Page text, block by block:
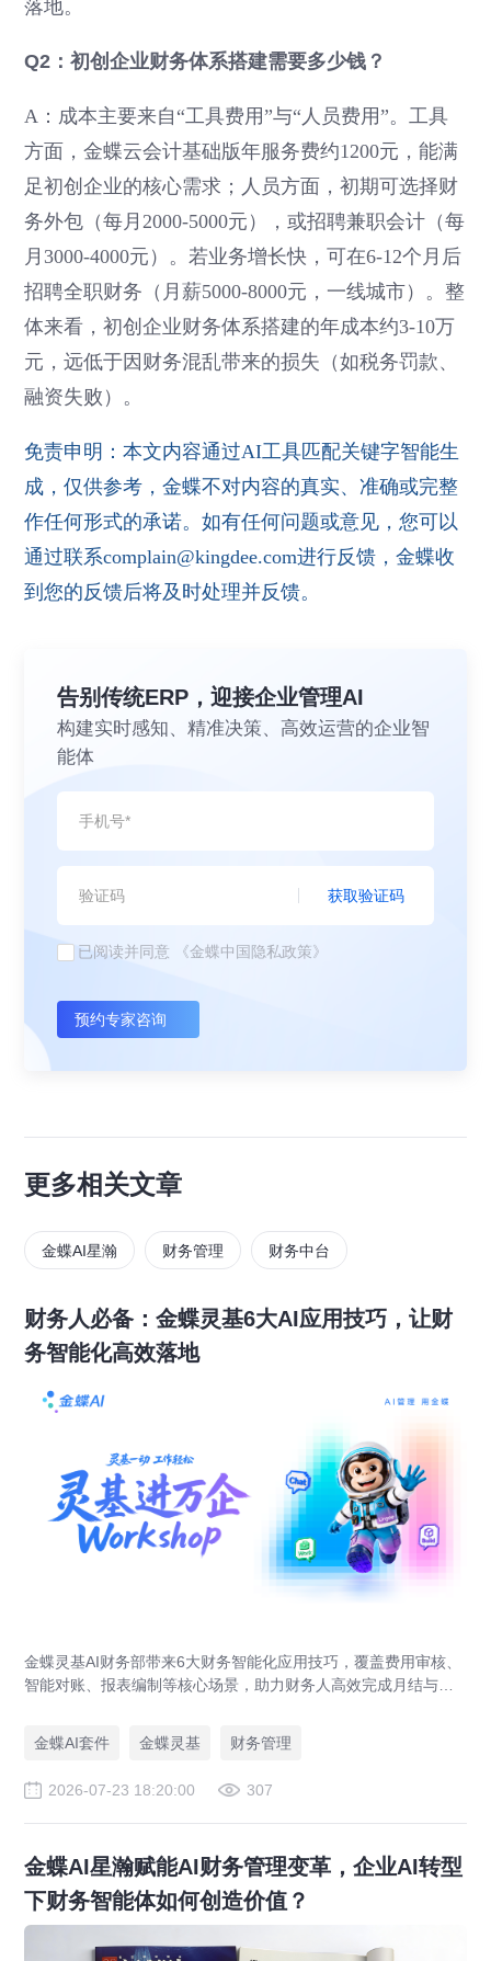
落地。
Q2：初创企业财务体系搭建需要多少钱？
A：成本主要来自“工具费用”与“人员费用”。工具
方面，金蝶云会计基础版年服务费约1200元，能满
足初创企业的核心需求；人员方面，初期可选择财
务外包（每月2000-5000元），或招聘兼职会计（每
月3000-4000元）。若业务增长快，可在6-12个月后
招聘全职财务（月薪5000-8000元，一线城市）。整
体来看，初创企业财务体系搭建的年成本约3-10万
元，远低于因财务混乱带来的损失（如税务罚款、
融资失败）。
免责申明：本文内容通过AI工具匹配关键字智能生
成，仅供参考，金蝶不对内容的真实、准确或完整
作任何形式的承诺。如有任何问题或意见，您可以
通过联系complain@kingdee.com进行反馈，金蝶收
到您的反馈后将及时处理并反馈。
告别传统ERP，迎接企业管理AI
构建实时感知、精准决策、高效运营的企业智
能体
获取验证码
已阅读并同意 《金蝶中国隐私政策》
预约专家咨询
更多相关文章
金蝶AI星瀚 财务管理 财务中台
财务人必备：金蝶灵基6大AI应用技巧，让财
务智能化高效落地
金蝶灵基AI财务部带来6大财务智能化应用技巧，覆盖费用审核、
智能对账、报表编制等核心场景，助力财务人高效完成月结与业
金蝶AI套件
金蝶灵基 财务管理
2026-07-23 18:20:00 307
金蝶AI星瀚赋能AI财务管理变革，企业AI转型
下财务智能体如何创造价值？